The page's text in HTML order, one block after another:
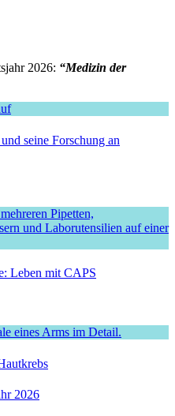
2026: “Medizin der
seine Forschung an
Leben mit CAPS
2026